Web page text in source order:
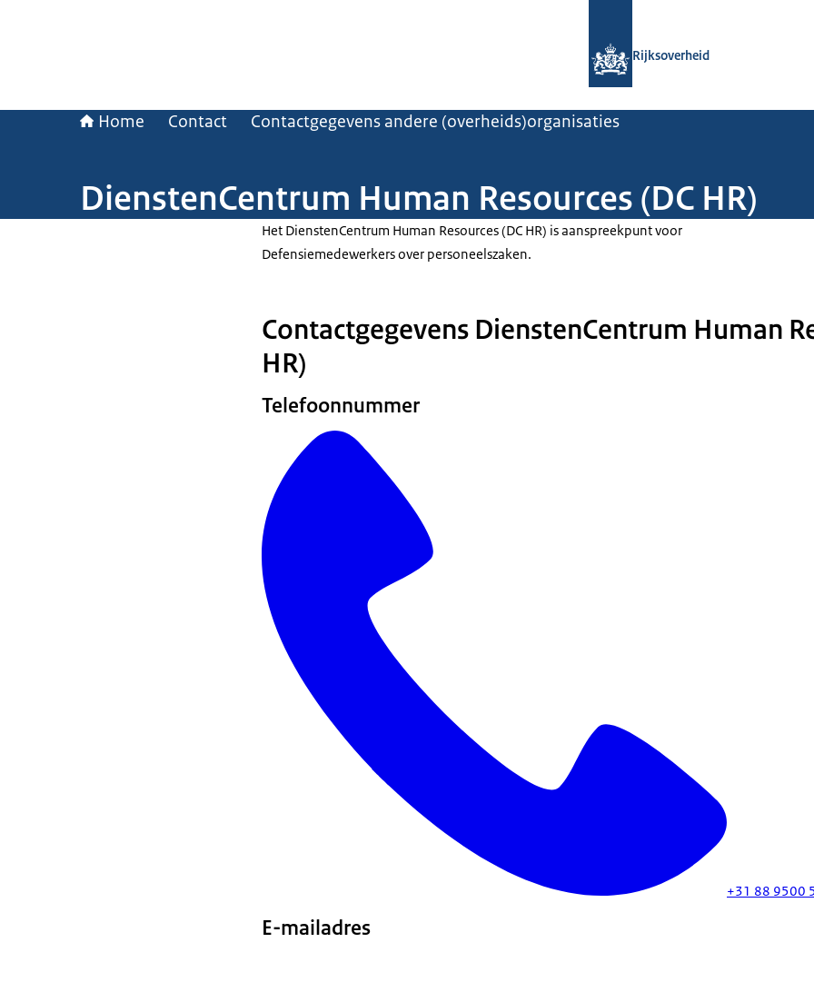
Rijksoverheid
Home Contact Contactgegevens andere (overheids)organisaties
DienstenCentrum Human Resources (DC HR)
Het DienstenCentrum Human Resources (DC HR) is aanspreekpunt voor
Defensiemedewerkers over personeelszaken.
Contactgegevens DienstenCentrum Human
HR)
Telefoonnummer
+31 88 9500
E-mailadres